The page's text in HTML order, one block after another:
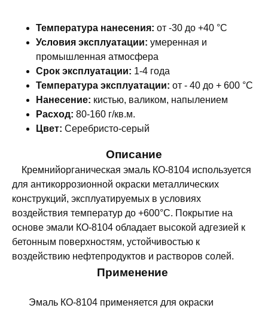
Температура нанесения: от -30 до +40 °С
Условия эксплуатации: умеренная и
промышленная атмосфера
Срок эксплуатации: 1-4 года
Температура эксплуатации: от - 40 до + 600 °С
Нанесение: кистью, валиком, напылением
Расход: 80-160 г/кв.м.
Цвет: Серебристо-серый
Описание
Кремнийорганическая эмаль КО-8104 используется
для антикоррозионной окраски металлических
конструкций, эксплуатируемых в условиях
воздействия температур до +600°С. Покрытие на
основе эмали КО-8104 обладает высокой адгезией к
бетонным поверхностям, устойчивостью к
воздействию нефтепродуктов и растворов солей.
Применение
Эмаль КО-8104 применяется для окраски